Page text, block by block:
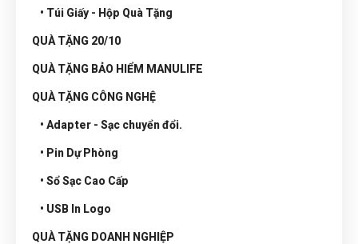
• Túi Giấy - Hộp Quà Tặng
QUÀ TẶNG 20/10
QUÀ TẶNG BẢO HIỂM MANULIFE
QUÀ TẶNG CÔNG NGHỆ
• Adapter - Sạc chuyển đổi.
• Pin Dự Phòng
• Sổ Sạc Cao Cấp
• USB In Logo
QUÀ TẶNG DOANH NGHIỆP